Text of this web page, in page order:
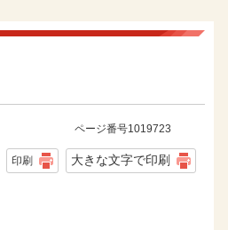
ページ番号1019723
印刷 大きな文字で印刷